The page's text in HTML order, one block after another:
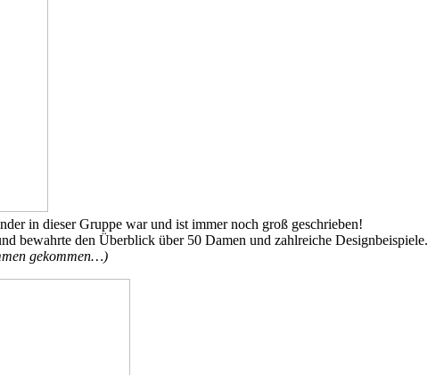
in dieser Gruppe war und ist immer noch groß geschrieben!
bewahrte den Überblick über 50 Damen und zahlreiche Designbeispiele.
gekommen…)